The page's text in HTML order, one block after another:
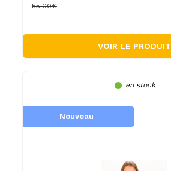
55.00€
VOIR LE PRODUIT
en stock
Nouveau